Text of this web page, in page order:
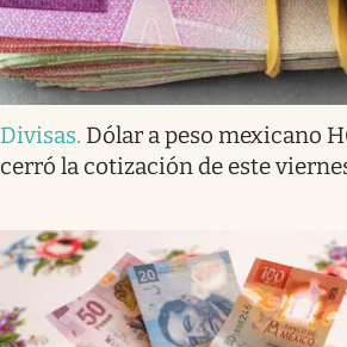
Divisas. Dólar a peso mexicano
cerró la cotización de este